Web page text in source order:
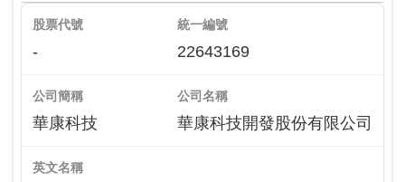
股票代號
-
統一編號
22643169
公司簡稱
華康科技
公司名稱
華康科技開發股份有限公司
英文名稱